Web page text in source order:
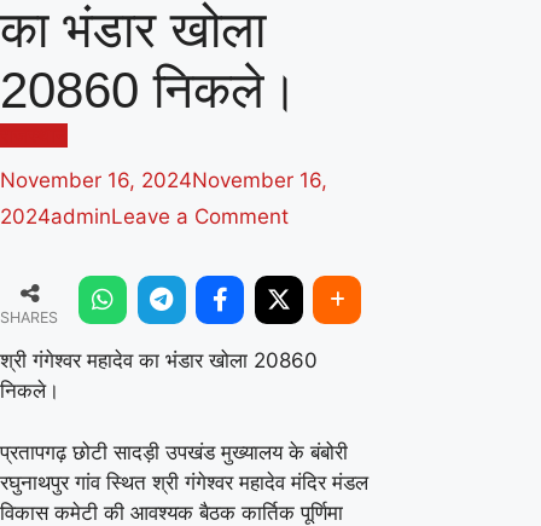
का भंडार खोला
20860 निकले।
November 16, 2024November 16,
2024adminLeave a Commenton
गंगेश्वर
महादेव
का
20860
निकले।
SHARES
श्री गंगेश्वर महादेव का भंडार खोला 20860
निकले।
प्रतापगढ़ छोटी सादड़ी उपखंड मुख्यालय के बंबोरी
रघुनाथपुर गांव स्थित श्री गंगेश्वर महादेव मंदिर मंडल
विकास कमेटी की आवश्यक बैठक कार्तिक पूर्णिमा